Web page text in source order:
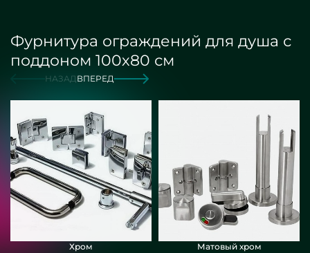
Фурнитура ограждений для душа с
поддоном 100х80 см
НАЗАДВПЕРЕД
Хром Матовый хром